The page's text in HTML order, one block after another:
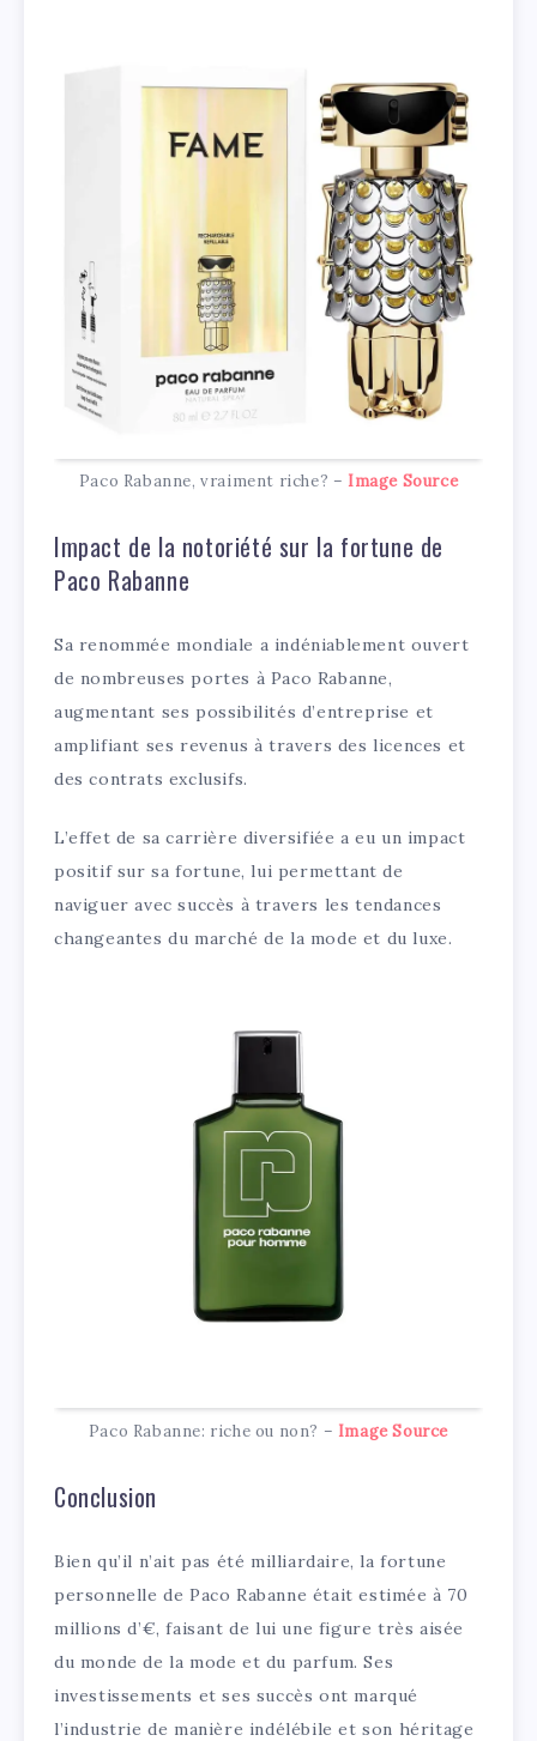
Paco Rabanne, vraiment riche? – Image Source
Impact de la notoriété sur la fortune de
Paco Rabanne
Sa renommée mondiale a indéniablement ouvert
de nombreuses portes à Paco Rabanne,
augmentant ses possibilités d’entreprise et
amplifiant ses revenus à travers des licences et
des contrats exclusifs.
L’effet de sa carrière diversifiée a eu un impact
positif sur sa fortune, lui permettant de
naviguer avec succès à travers les tendances
changeantes du marché de la mode et du luxe.
Paco Rabanne: riche ou non? – Image Source
Conclusion
Bien qu’il n’ait pas été milliardaire, la fortune
personnelle de Paco Rabanne était estimée à 70
millions d’€, faisant de lui une figure très aisée
du monde de la mode et du parfum. Ses
investissements et ses succès ont marqué
l’industrie de manière indélébile et son héritage